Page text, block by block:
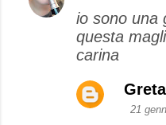
io sono una
questa
carina
21